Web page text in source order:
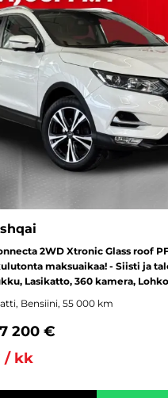
2WD Xtronic Glass roof
maksuaikaa! - Siisti ja
Lasikatto, 360 kamera, Lohko
Bensiini, 55 000 km
200 €
/ kk